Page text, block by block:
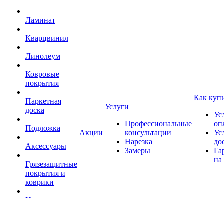
Ламинат
Кварцвинил
Линолеум
Ковровые
покрытия
Паркетная
доска
Подложка
Аксессуары
Грязезащитные
покрытия и
коврики
Акции
Услуги
Профессиональные
консультации
Нарезка
Замеры
Как
на